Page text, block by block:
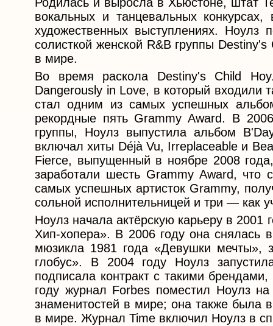
вокальных и танцевальных
художественных выступлениях. Ноулз
солисткой женской R&B группы
в мире.
Во время раскола Destiny's Child
Dangerously in Love, в который входили
стал одним из самых успешных
рекордные пять Grammy Award. В
группы, Ноулз выпустила альбом
включал хиты Déjà Vu, Irreplaceable и
Fierce, выпущенный в ноябре 2008
заработали шесть Grammy Award,
самых успешных артисток Grammy,
сольной исполнительницей и три — как
Ноулз начала актёрскую карьеру в
Хип-хопера». В 2006 году она снялась
мюзикла 1981 года «Девушки мечты»,
глобус». В 2004 году Ноулз
подписала контракт с такими
году журнал Forbes поместил Ноулз
знаменитостей в мире; она также была
в мире. Журнал Time включил Ноулз в